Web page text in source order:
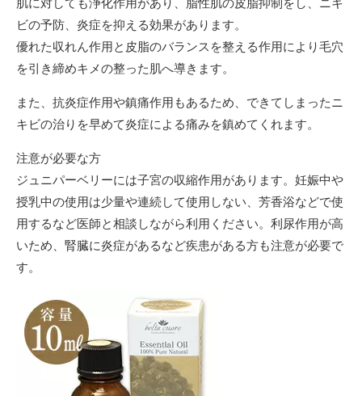
肌に対しても浄化作用があり、脂性肌の皮脂抑制をし、ニキ
ビの予防、炎症を抑える効果があります。
優れた収れん作用と皮脂のバランスを整える作用により毛穴
を引き締めキメの整った肌へ導きます。
また、抗炎症作用や鎮痛作用もあるため、できてしまったニ
キビの治りを早めて炎症による痛みを鎮めてくれます。
注意が必要な方
ジュニパーベリーには子宮の収縮作用があります。妊娠中や
授乳中の使用は少量や連続して使用しない、芳香浴などで使
用するなど医師と相談しながら利用ください。利尿作用が高
いため、腎臓に炎症があるなど疾患がある方も注意が必要で
す。